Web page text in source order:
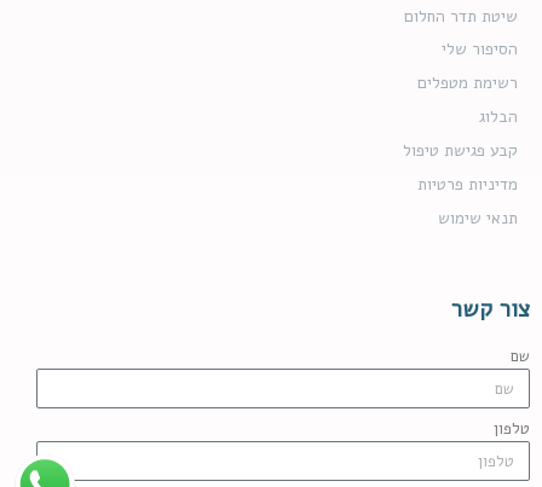
שיטת תדר החלום
הסיפור שלי
רשימת מטפלים
הבלוג
קבע פגישת טיפול
מדיניות פרטיות
תנאי שימוש
צור קשר
שם
טלפון